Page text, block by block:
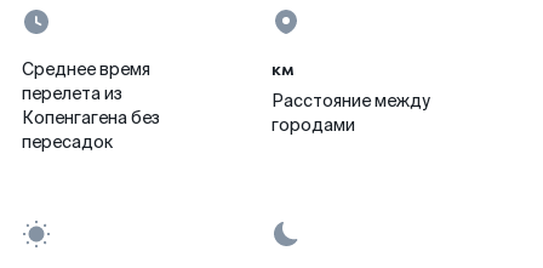
Среднее время
перелета из
Копенгагена без
пересадок
км
Расстояние между
городами